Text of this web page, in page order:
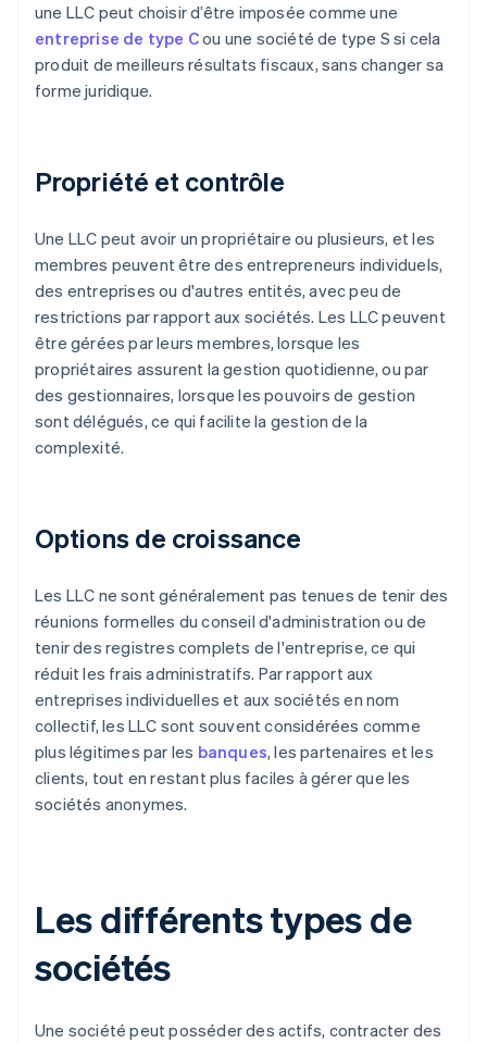
une LLC peut choisir d’être imposée comme une
entreprise de type Cou une société de type S si cela
produit de meilleurs résultats fiscaux, sans changer sa
forme juridique.
Propriété et contrôle
Une LLC peut avoir un propriétaire ou plusieurs, et les
membres peuvent être des entrepreneurs individuels,
des entreprises ou d'autres entités, avec peu de
restrictions par rapport aux sociétés. Les LLC peuvent
être gérées par leurs membres, lorsque les
propriétaires assurent la gestion quotidienne, ou par
des gestionnaires, lorsque les pouvoirs de gestion
sont délégués, ce qui facilite la gestion de la
complexité.
Options de croissance
Les LLC ne sont généralement pas tenues de tenir des
réunions formelles du conseil d'administration ou de
tenir des registres complets de l'entreprise, ce qui
réduit les frais administratifs. Par rapport aux
entreprises individuelles et aux sociétés en nom
collectif, les LLC sont souvent considérées comme
plus légitimes par les banques, les partenaires et les
clients, tout en restant plus faciles à gérer que les
sociétés anonymes.
Les différents types de
sociétés
Une société peut posséder des actifs, contracter des